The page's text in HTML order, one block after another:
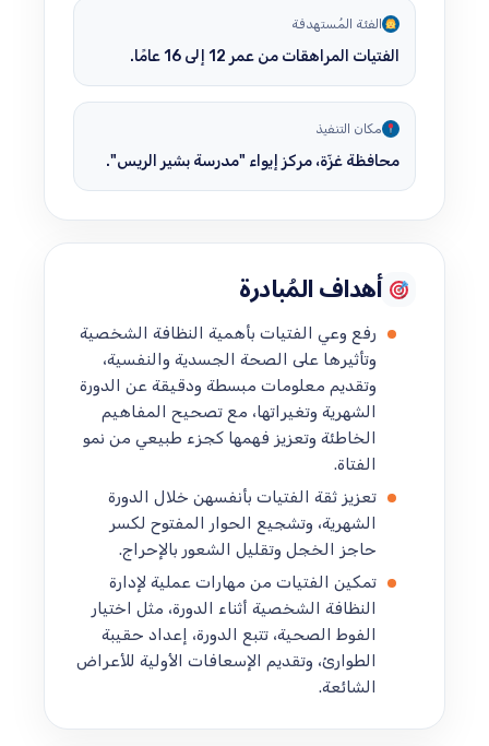
الفئة المُستهدفة
الفتيات المراهقات من عمر 12 إلى 16 عامًا.
مكان التنفيذ
محافظة غزّة، مركز إيواء "مدرسة بشير الريس".
أهداف المُبادرة
رفع وعي الفتيات بأهمية النظافة الشخصية
وتأثيرها على الصحة الجسدية والنفسية،
وتقديم معلومات مبسطة ودقيقة عن الدورة
الشهرية وتغيراتها، مع تصحيح المفاهيم
الخاطئة وتعزيز فهمها كجزء طبيعي من نمو
الفتاة.
تعزيز ثقة الفتيات بأنفسهن خلال الدورة
الشهرية، وتشجيع الحوار المفتوح لكسر
حاجز الخجل وتقليل الشعور بالإحراج.
تمكين الفتيات من مهارات عملية لإدارة
النظافة الشخصية أثناء الدورة، مثل اختيار
الفوط الصحية، تتبع الدورة، إعداد حقيبة
الطوارئ، وتقديم الإسعافات الأولية للأعراض
الشائعة.